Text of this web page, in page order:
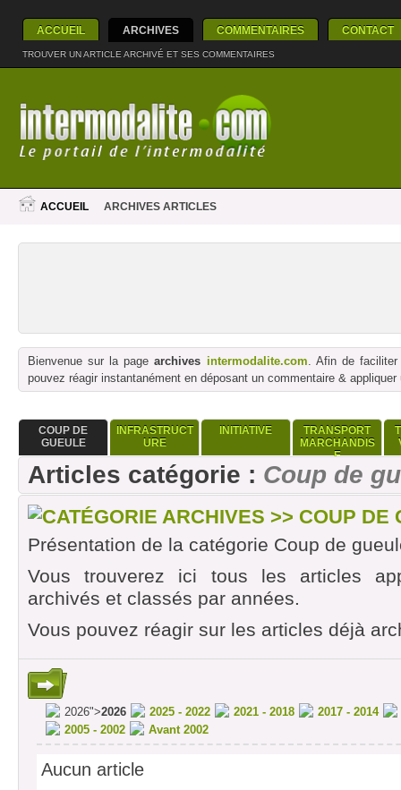
ACCUEIL ARCHIVES COMMENTAIRES CONTACT
TROUVER UN ARTICLE ARCHIVÉ ET SES COMMENTAIRES
ACCUEIL ARCHIVES ARTICLES
Bienvenue sur la pagearchives intermodalite.com. Afin de
pouvez réagir instantanément en déposant un commentaire & appliquer
COUP DE
GUEULE
INFRASTRUCT
URE
INITIATIVE
TRANSPORT
MARCHANDIS
E
Articles catégorie : Coup de
CATÉGORIE ARCHIVES >> COUP DE
Présentation de la catégorie Coup de
Vous trouverez ici tous les articles
archivés et classés par années.
Vous pouvez réagir sur les articles déjà
2026">2026 2025 - 2022 2021 - 2018
2017 - 2014
2005 - 2002
Avant 2002
Aucun article